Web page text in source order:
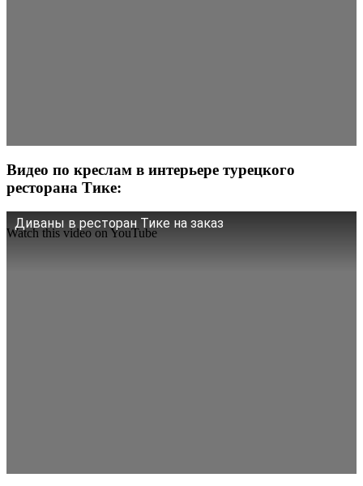
Видео по креслам в интерьере турецкого
ресторана Тике:
Диваны в ресторан Тике на заказ
Watch this video on YouTube